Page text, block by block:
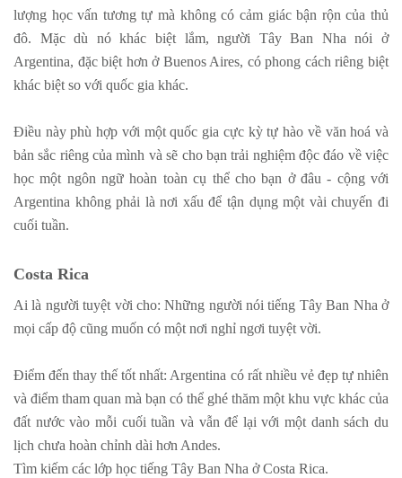
lượng học vấn tương tự mà không có cảm giác bận rộn của thủ
đô. Mặc dù nó khác biệt lắm, người Tây Ban Nha nói ở
Argentina, đặc biệt hơn ở Buenos Aires, có phong cách riêng biệt
khác biệt so với quốc gia khác.
Điều này phù hợp với một quốc gia cực kỳ tự hào về văn hoá và
bản sắc riêng của mình và sẽ cho bạn trải nghiệm độc đáo về việc
học một ngôn ngữ hoàn toàn cụ thể cho bạn ở đâu - cộng với
Argentina không phải là nơi xấu để tận dụng một vài chuyến đi
cuối tuần.
Costa Rica
Ai là người tuyệt vời cho: Những người nói tiếng Tây Ban Nha ở
mọi cấp độ cũng muốn có một nơi nghỉ ngơi tuyệt vời.
Điểm đến thay thế tốt nhất: Argentina có rất nhiều vẻ đẹp tự nhiên
và điểm tham quan mà bạn có thể ghé thăm một khu vực khác của
đất nước vào mỗi cuối tuần và vẫn để lại với một danh sách du
lịch chưa hoàn chỉnh dài hơn Andes.
Tìm kiếm các lớp học tiếng Tây Ban Nha ở Costa Rica.